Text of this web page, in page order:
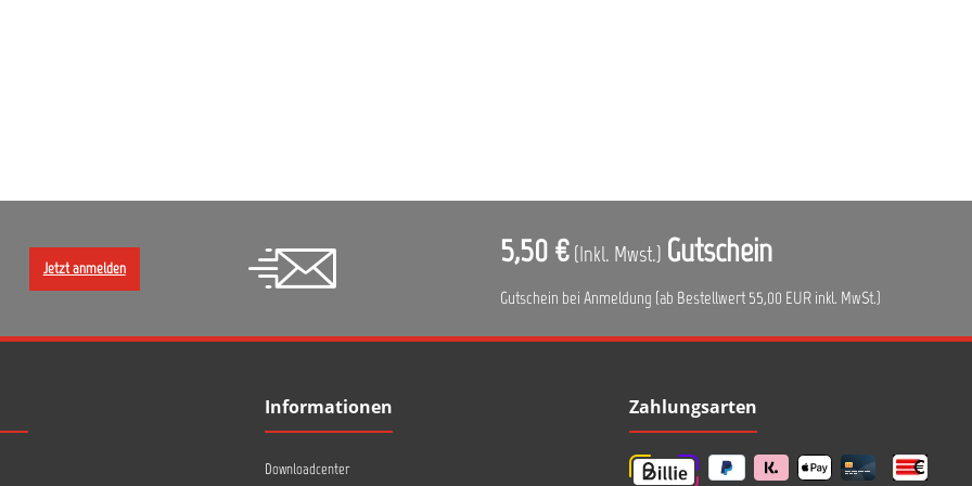
Jetzt anmelden 5,50 € (Inkl. Mwst.) Gutschein
Gutschein bei Anmeldung (ab Bestellwert 55,00 EUR inkl. MwSt.)
Informationen
Downloadcenter
Zahlungsarten